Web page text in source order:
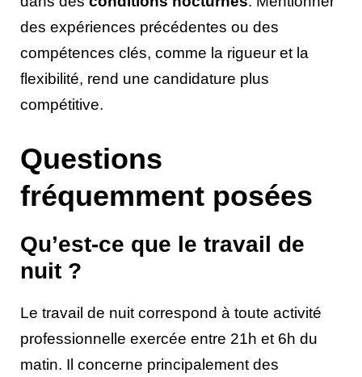
des expériences précédentes ou des
compétences clés, comme la rigueur et la
flexibilité, rend une candidature plus
compétitive.
Questions
fréquemment posées
Qu’est-ce que le travail de
nuit ?
Le travail de nuit correspond à toute activité
professionnelle exercée entre 21h et 6h du
matin. Il concerne principalement des